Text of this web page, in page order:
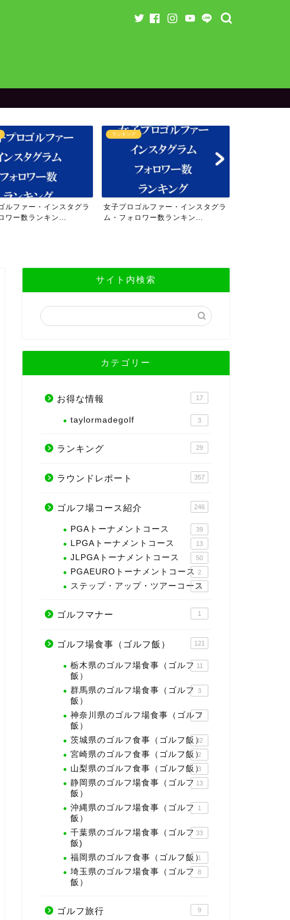
ランキング
女子プロゴルファー・インスタグラ
ム・フォロワー数ランキン...
ラウンド企画
【残り3名】りよにゃん＆yuriさん
のスペシャル企画（9...
サイト内検索
カテゴリー
お得な情報 17
taylormadegolf 3
ランキング 29
ラウンドレポート 357
ゴルフ場コース紹介 246
PGAトーナメントコース 39
LPGAトーナメントコース 13
JLPGAトーナメントコース 50
PGAEUROトーナメントコース 2
ステップ・アップ・ツアーコース
3
ゴルフマナー 1
ゴルフ場食事（ゴルフ飯） 121
栃木県のゴルフ場食事（ゴルフ
飯）
11
群馬県のゴルフ場食事（ゴルフ
飯）
3
神奈川県のゴルフ場食事（ゴルフ
飯）
3
茨城県のゴルフ食事（ゴルフ飯）
32
宮崎県のゴルフ食事（ゴルフ飯）
2
山梨県のゴルフ食事（ゴルフ飯）
3
静岡県のゴルフ場食事（ゴルフ
飯）
13
沖縄県のゴルフ場食事（ゴルフ
飯）
1
千葉県のゴルフ場食事（ゴルフ
飯)
33
福岡県のゴルフ食事（ゴルフ飯）1
埼玉県のゴルフ場食事（ゴルフ
飯）
8
ゴルフ旅行 9